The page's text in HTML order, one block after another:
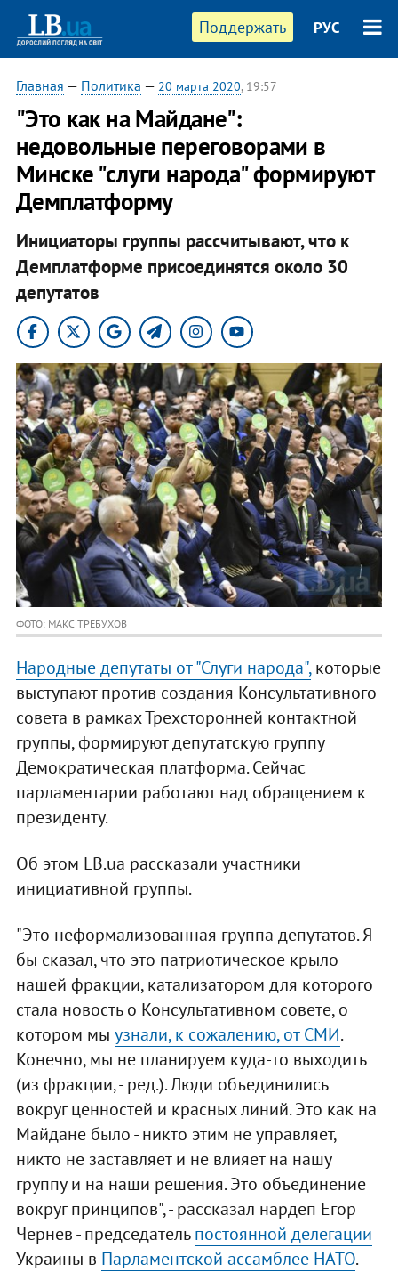
Поддержать РУС
Главная — Политика — 20 марта 2020, 19:57
"Это как на Майдане":
недовольные переговорами в
Минске "слуги народа" формируют
Демплатформу
Инициаторы группы рассчитывают, что к
Демплатформе присоединятся около 30
депутатов
ФОТО: МАКС ТРЕБУХОВ
Народные депутаты от "Слуги народа",которые
выступают против создания Консультативного
совета в рамках Трехсторонней контактной
группы, формируют депутатскую группу
Демократическая платформа. Сейчас
парламентарии работают над обращением к
президенту.
Об этом LB.ua рассказали участники
инициативной группы.
"Это неформализованная группа депутатов. Я
бы сказал, что это патриотическое крыло
нашей фракции, катализатором для которого
стала новость о Консультативном совете, о
котором мы узнали, к сожалению, от СМИ.
Конечно, мы не планируем куда-то выходить
(из фракции, - ред.). Люди объединились
вокруг ценностей и красных линий. Это как на
Майдане было - никто этим не управляет,
никто не заставляет и не влияет на нашу
группу и на наши решения. Это объединение
вокруг принципов", - рассказал нардеп Егор
Чернев - председательпостоянной делегации
Украины в Парламентской ассамблее НАТО.